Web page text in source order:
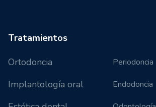
Tratamientos
Ortodoncia
Implantología oral
Periodoncia
Endodoncia